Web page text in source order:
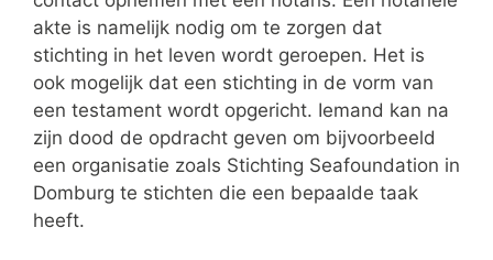
akte is namelijk nodig om te zorgen dat
stichting in het leven wordt geroepen. Het is
ook mogelijk dat een stichting in de vorm van
een testament wordt opgericht. Iemand kan na
zijn dood de opdracht geven om bijvoorbeeld
een organisatie zoals Stichting Seafoundation in
Domburg te stichten die een bepaalde taak
heeft.